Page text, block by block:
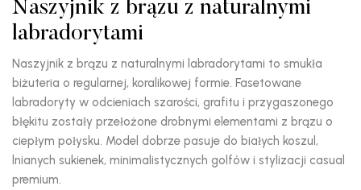
Naszyjnik z brązu z naturalnymi
labradorytami
Naszyjnik z brązu z naturalnymi labradorytami to smukła
biżuteria o regularnej, koralikowej formie. Fasetowane
labradoryty w odcieniach szarości, grafitu i przygaszonego
błękitu zostały przełożone drobnymi elementami z brązu o
ciepłym połysku. Model dobrze pasuje do białych koszul,
lnianych sukienek, minimalistycznych golfów i stylizacji casual
premium.